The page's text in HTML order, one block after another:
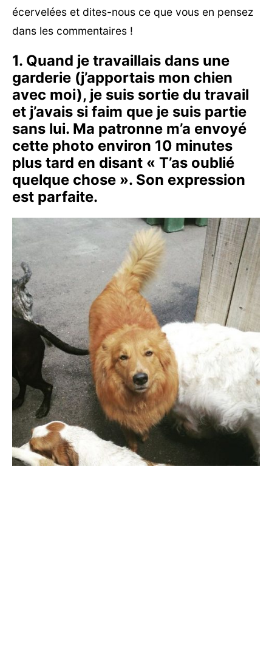
écervelées et dites-nous ce que vous en pensez
dans les commentaires !
1. Quand je travaillais dans une
garderie (j’apportais mon chien
avec moi), je suis sortie du travail
et j’avais si faim que je suis partie
sans lui. Ma patronne m’a envoyé
cette photo environ 10 minutes
plus tard en disant « T’as oublié
quelque chose ». Son expression
est parfaite.